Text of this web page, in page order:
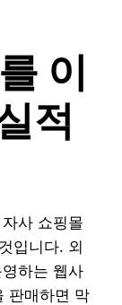
이
적
사 쇼핑몰
입니다. 외
하는 웹사
판매하면 막